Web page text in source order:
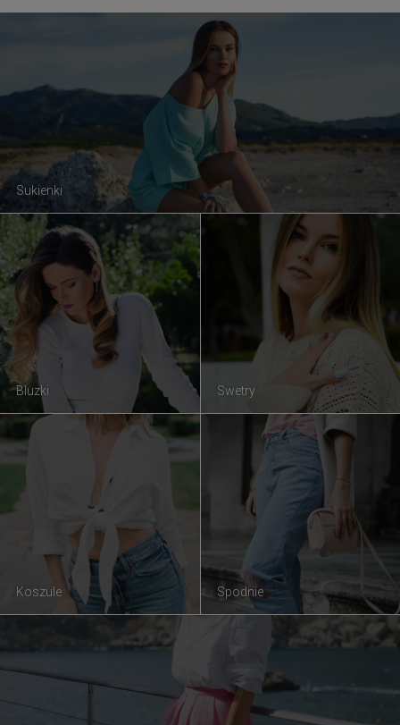
Sukienki
Bluzki Swetry
Koszule Spodnie